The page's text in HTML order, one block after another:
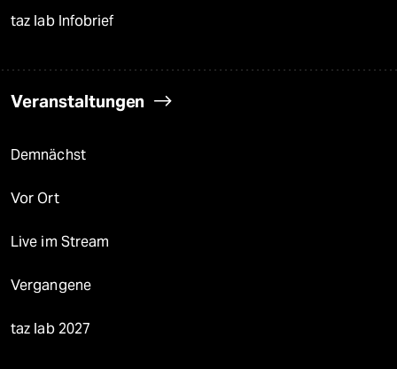
taz lab Infobrief
Veranstaltungen
Demnächst
Vor Ort
Live im Stream
Vergangene
taz lab 2027